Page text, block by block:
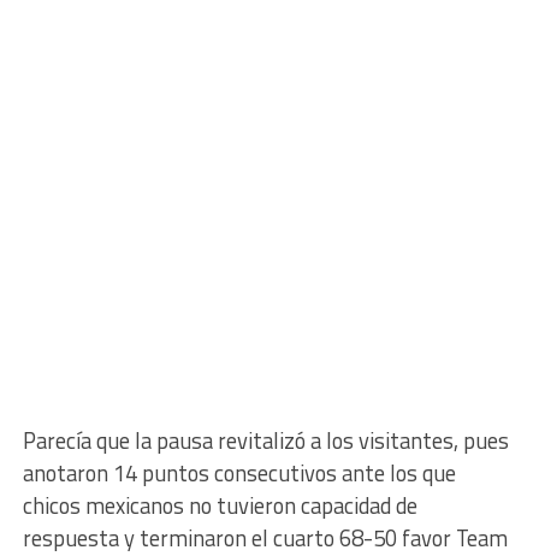
Parecía que la pausa revitalizó a los visitantes, pues
anotaron 14 puntos consecutivos ante los que
chicos mexicanos no tuvieron capacidad de
respuesta y terminaron el cuarto 68-50 favor Team